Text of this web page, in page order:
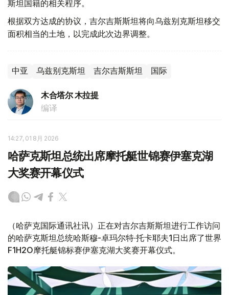
斯坦国籍的相关程序。
根据双方达成的协议，吉尔吉斯斯坦将向乌兹别克斯坦移交
面积相当的土地，以完成此次边界调整。
中亚 乌兹别克斯坦 吉尔吉斯斯坦 国际
木合塔尔 木拉提
编译
14:27, 01 8月 2026
哈萨克斯坦总统出席摩托艇世锦赛伊塞克湖
大奖赛开幕仪式
（哈萨克国际通讯社讯）正在对吉尔吉斯斯坦进行工作访问
的哈萨克斯坦总统哈斯穆-卓玛尔特·托卡耶夫1日出席了世界
F1H2O摩托艇锦标赛伊塞克湖大奖赛开幕仪式。